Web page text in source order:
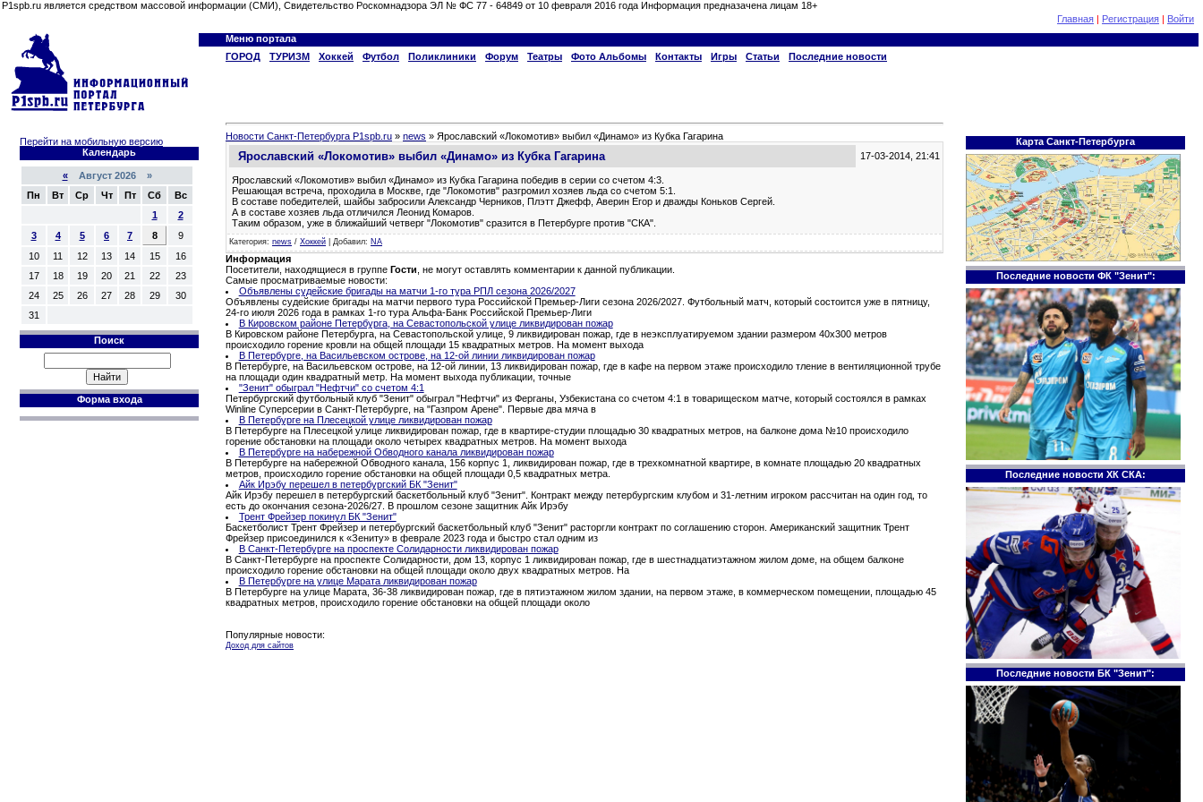
P1spb.ru является средством массовой информации (СМИ), Свидетельство Роскомнадзора ЭЛ № ФС 77 - 64849 от 10 февраля 2016 года Информация предназачена лицам 18+
Главная | Регистрация | Войти
Меню портала
ГОРОД
ТУРИЗМ Хоккей Футбол Поликлиники Форум Театры Фото Альбомы Контакты Игры Статьи Последние новости
Перейти на мобильную версию
Календарь
«Август 2026 »
Пн
Вт Ср Чт Пт Сб
Вс
1
2
3
4 5 6 7 8
9
10
11 12 13 14 15
16
17
18 19 20 21 22
23
24
25 26 27 28 29
30
31
Поиск
Форма входа
Новости Санкт-Петербурга P1spb.ru » news » Ярославский «Локомотив» выбил «Динамо» из Кубка Гагарина
Ярославский «Локомотив» выбил «Динамо» из Кубка Гагарина 17-03-2014, 21:41
Ярославский «Локомотив» выбил «Динамо» из Кубка Гагарина победив в серии со счетом 4:3.
Решающая встреча, проходила в Москве, где "Локомотив" разгромил хозяев льда со счетом 5:1.
В составе победителей, шайбы забросили Александр Черников, Плэтт Джефф, Аверин Егор и дважды Коньков Сергей.
А в составе хозяев льда отличился Леонид Комаров.
Таким образом, уже в ближайший четверг "Локомотив" сразится в Петербурге против "СКА".
Категория: news / Хоккей Добавил: NA
Информация
Посетители, находящиеся в группе Гости , не могут оставлять комментарии к данной публикации.
Самые просматриваемые новости:
Объявлены судейские бригады на матчи 1-го тура РПЛ сезона 2026/2027
Объявлены судейские бригады на матчи первого тура Российской Премьер-Лиги сезона 2026/2027. Футбольный матч, который состоится уже в пятницу,
24-го июля 2026 года в рамках 1-го тура Альфа-Банк Российской Премьер-Лиги
В Кировском районе Петербурга, на Севастопольской улице ликвидирован пожар
В Кировском районе Петербурга, на Севастопольской улице, 9 ликвидирован пожар, где в неэксплуатируемом здании размером 40х300 метров
происходило горение кровли на общей площади 15 квадратных метров. На момент выхода
В Петербурге, на Васильевском острове, на 12-ой линии ликвидирован пожар
В Петербурге, на Васильевском острове, на 12-ой линии, 13 ликвидирован пожар, где в кафе на первом этаже происходило тление в вентиляционной трубе
на площади один квадратный метр. На момент выхода публикации, точные
"Зенит" обыграл "Нефтчи" со счетом 4:1
Петербургский футбольный клуб "Зенит" обыграл "Нефтчи" из Ферганы, Узбекистана со счетом 4:1 в товарищеском матче, который состоялся в рамках
Winline Суперсерии в Санкт-Петербурге, на "Газпром Арене". Первые два мяча в
В Петербурге на Плесецкой улице ликвидирован пожар
В Петербурге на Плесецкой улице ликвидирован пожар, где в квартире-студии площадью 30 квадратных метров, на балконе дома №10 происходило
горение обстановки на площади около четырех квадратных метров. На момент выхода
В Петербурге на набережной Обводного канала ликвидирован пожар
В Петербурге на набережной Обводного канала, 156 корпус 1, ликвидирован пожар, где в трехкомнатной квартире, в комнате площадью 20 квадратных
метров, происходило горение обстановки на общей площади 0,5 квадратных метра.
Айк Ирэбу перешел в петербургский БК "Зенит"
Айк Ирэбу перешел в петербургский баскетбольный клуб "Зенит". Контракт между петербургским клубом и 31-летним игроком рассчитан на один год, то
есть до окончания сезона-2026/27. В прошлом сезоне защитник Айк Ирэбу
Трент Фрейзер покинул БК "Зенит"
Баскетболист Трент Фрейзер и петербургский баскетбольный клуб "Зенит" расторгли контракт по соглашению сторон. Американский защитник Трент
Фрейзер присоединился к «Зениту» в феврале 2023 года и быстро стал одним из
В Санкт-Петербурге на проспекте Солидарности ликвидирован пожар
В Санкт-Петербурге на проспекте Солидарности, дом 13, корпус 1 ликвидирован пожар, где в шестнадцатиэтажном жилом доме, на общем балконе
происходило горение обстановки на общей площади около двух квадратных метров. На
В Петербурге на улице Марата ликвидирован пожар
В Петербурге на улице Марата, 36-38 ликвидирован пожар, где в пятиэтажном жилом здании, на первом этаже, в коммерческом помещении, площадью 45
квадратных метров, происходило горение обстановки на общей площади около
Популярные новости:
Доход для сайтов
Карта Санкт-Петербурга
Последние новости ФК "Зенит":
Последние новости ХК СКА:
Последние новости БК "Зенит":